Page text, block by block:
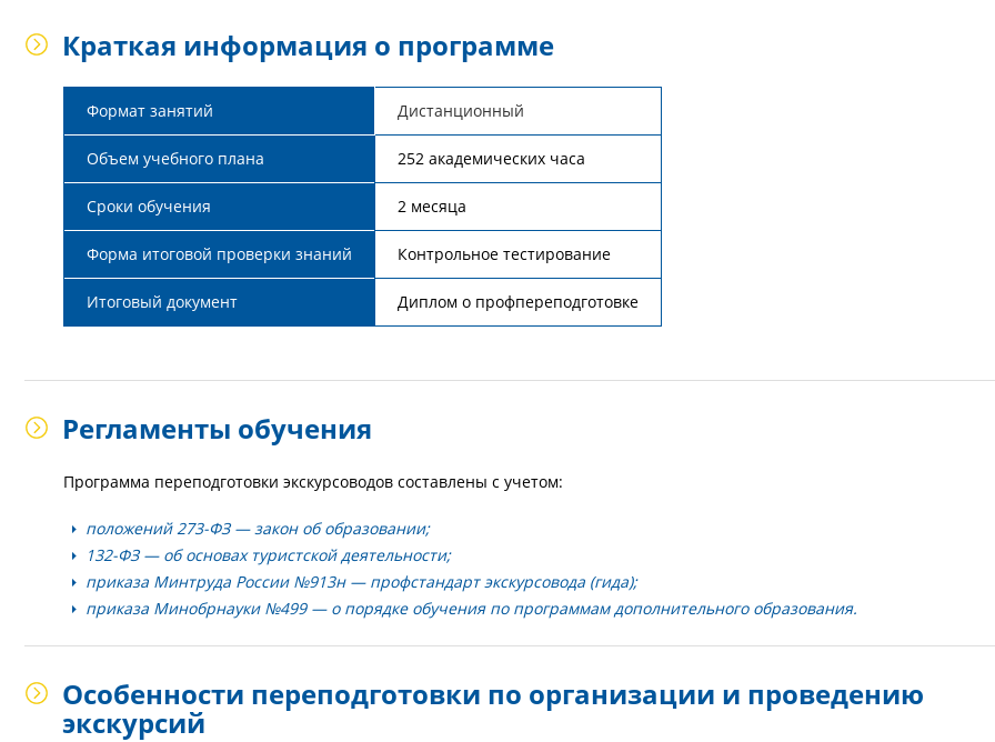
Краткая информация о программе
Формат занятий Дистанционный
Объем учебного плана 252 академических часа
Сроки обучения 2 месяца
Форма итоговой проверки знаний Контрольное тестирование
Итоговый документ Диплом о профпереподготовке
Регламенты обучения
Программа переподготовки экскурсоводов составлены с учетом:
положений 273-ФЗ — закон об образовании;
132-ФЗ — об основах туристской деятельности;
приказа Минтруда России №913н — профстандарт экскурсовода (гида);
приказа Минобрнауки №499 — о порядке обучения по программам дополнительного образования.
Особенности переподготовки по организации и проведению
экскурсий